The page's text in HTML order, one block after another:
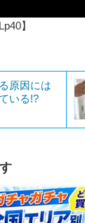
】
原因には
いる!?